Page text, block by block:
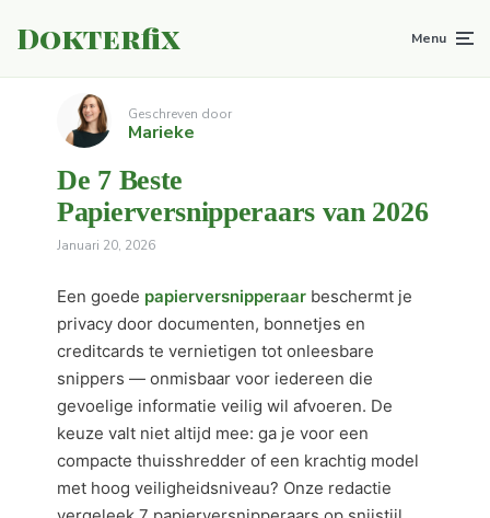
Dokterfix Menu
Geschreven door
Marieke
De 7 Beste
Papierversnipperaars van 2026
Januari 20, 2026
Een goede papierversnipperaar beschermt je
privacy door documenten, bonnetjes en
creditcards te vernietigen tot onleesbare
snippers — onmisbaar voor iedereen die
gevoelige informatie veilig wil afvoeren. De
keuze valt niet altijd mee: ga je voor een
compacte thuisshredder of een krachtig model
met hoog veiligheidsniveau? Onze redactie